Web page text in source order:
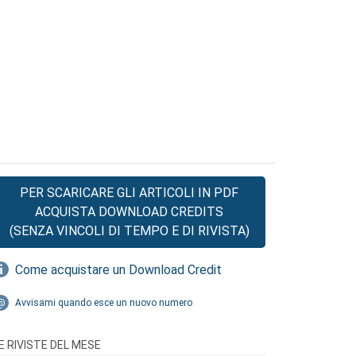
PER SCARICARE GLI ARTICOLI IN PDF
ACQUISTA DOWNLOAD CREDITS
(SENZA VINCOLI DI TEMPO E DI RIVISTA)
Come acquistare un Download Credit
Avvisami quando esce un nuovo numero
RIVISTE DEL MESE